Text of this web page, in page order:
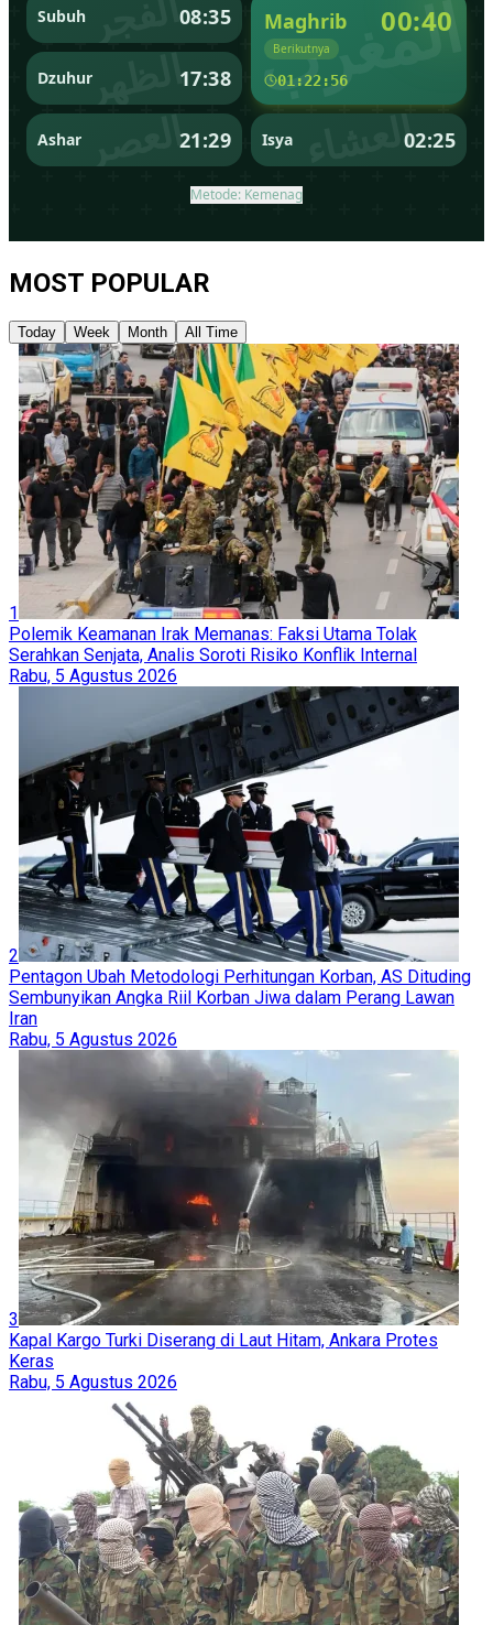
MOST POPULAR
Today Week Month All Time
1
Polemik Keamanan Irak Memanas: Faksi Utama Tolak
Serahkan Senjata, Analis Soroti Risiko Konflik Internal
Rabu, 5 Agustus 2026
2
Pentagon Ubah Metodologi Perhitungan Korban, AS Dituding
Sembunyikan Angka Riil Korban Jiwa dalam Perang Lawan
Iran
Rabu, 5 Agustus 2026
3
Kapal Kargo Turki Diserang di Laut Hitam, Ankara Protes
Keras
Rabu, 5 Agustus 2026